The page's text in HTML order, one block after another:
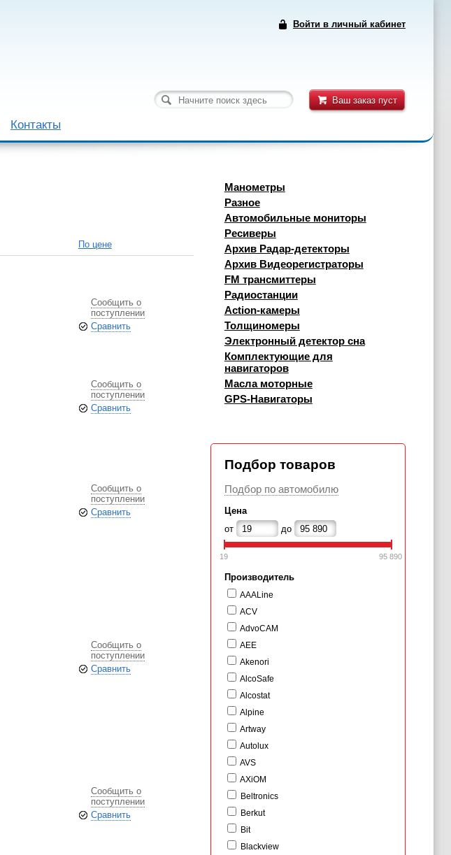
Войти в личный кабинет
Ваш заказ пуст
Контакты
По цене
Сообщить о
поступлении
Сравнить
Сообщить о
поступлении
Сравнить
Сообщить о
поступлении
Сравнить
Сообщить о
поступлении
Сравнить
Сообщить о
поступлении
Сравнить
Манометры
Разное
Автомобильные мониторы
Ресиверы
Архив Радар-детекторы
Архив Видеорегистраторы
FM трансмиттеры
Радиостанции
Action-камеры
Толщиномеры
Электронный детектор сна
Комплектующие для
навигаторов
Масла моторные
GPS-Навигаторы
Подбор товаров
Подбор по автомобилю
Цена
от
до
19 95 890
Производитель
AAALine
ACV
AdvoCAM
AEE
Akenori
AlcoSafe
Alcostat
Alpine
Artway
Autolux
AVS
AXiOM
Beltronics
Berkut
Bit
Blackview